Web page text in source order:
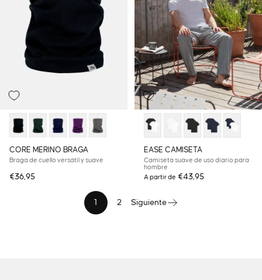
CORE MERINO BRAGA
Braga de cuello versátil y suave
€36,95
EASE CAMISETA
Camiseta suave de uso diario para
hombre
A partir de €43,95
1 2 Siguiente